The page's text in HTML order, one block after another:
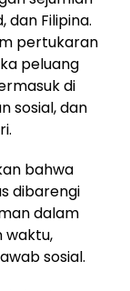
dan Filipina.
pertukaran
peluang
di
sosial, dan
bahwa
dibarengi
dalam
waktu,
sosial.